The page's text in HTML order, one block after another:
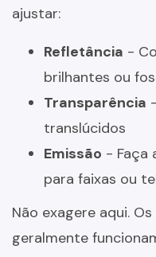
ajustar:
Refletância -
brilhantes ou
Transparência
translúcidos
Emissão - Faça
para faixas ou
Não exagere aqui.
geralmente